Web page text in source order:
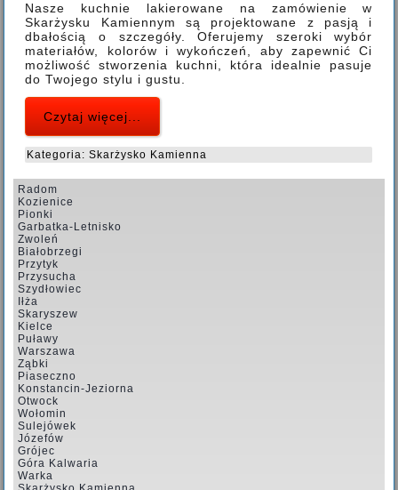
Nasze kuchnie lakierowane na zamówienie w
Skarżysku Kamiennym są projektowane z pasją i
dbałością o szczegóły. Oferujemy szeroki wybór
materiałów, kolorów i wykończeń, aby zapewnić Ci
możliwość stworzenia kuchni, która idealnie pasuje
do Twojego stylu i gustu.
Czytaj więcej...
Kategoria:Skarżysko Kamienna
Radom
Kozienice
Pionki
Garbatka-Letnisko
Zwoleń
Białobrzegi
Przytyk
Przysucha
Szydłowiec
Iłża
Skaryszew
Kielce
Puławy
Warszawa
Ząbki
Piaseczno
Konstancin-Jeziorna
Otwock
Wołomin
Sulejówek
Józefów
Grójec
Góra Kalwaria
Warka